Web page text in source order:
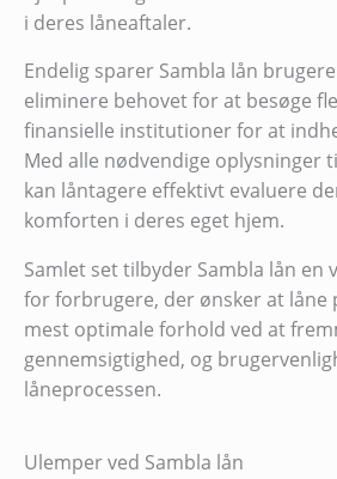
i deres låneaftaler.
Endelig sparer Sambla lån
eliminere behovet for at besøge
finansielle institutioner for at
Med alle nødvendige oplysninger
kan låntagere effektivt evaluere
komforten i deres eget hjem.
Samlet set tilbyder Sambla lån en
for forbrugere, der ønsker at låne
mest optimale forhold ved at
gennemsigtighed, og
låneprocessen.
Ulemper ved Sambla lån